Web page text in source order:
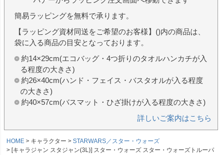
簡易ラッピングを無料で承ります。
【ラッピング資材同送をご希望のお客様】()内の商品は、
袋に入る商品の目安となっております。
約14×29cm(エコバッグ・4つ折りのタオルハンカチが入
る程度の大きさ)
約26×40cm(ハンド・フェイス・バスタオルが入る程度
の大きさ)
約40×57cm(バスマット・ひざ掛けが入る程度の大きさ)
詳しいご案内はこちら
HOME キャラクター
STARWARS／スター・ウォーズ
[キャラジャン スタジャン(3L)] スター・ウォーズ スター・ウォーズトルーパ